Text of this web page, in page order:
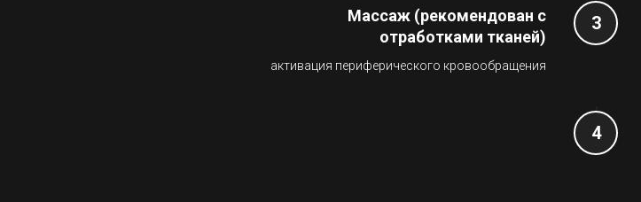
Массаж (рекомендован с
отработками тканей)
активация периферического кровообращения